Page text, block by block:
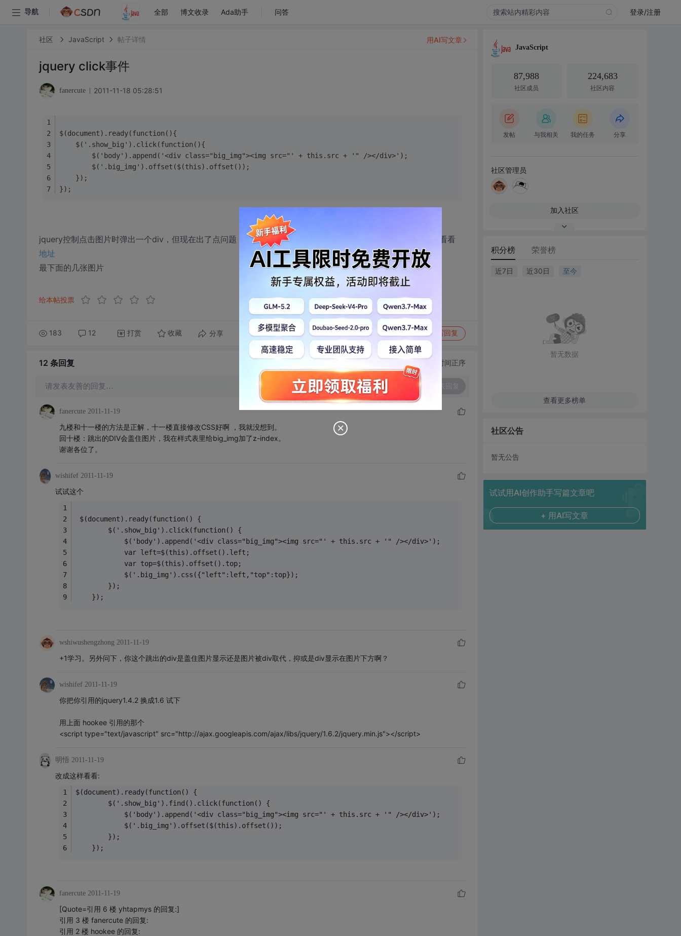
导航 全部 博文收录 Ada助手 问答 登录/注册
社区 JavaScript 帖子详情
jquery click事件
fanercute 2011-11-18 05:28:51
$(document).ready(function(){
	$('.show_big').click(function(){
		$('body').append('<div class="big_img"><img src="' + this.src + '" /></div>');
		$('.big_img').offset($(this).offset());
	});
});
jquery控制点击图片时弹出一个div，但现在出了点问题，点一下弹不出来，要点两下才行。什么问题，高手帮忙看看
地址
最下面的几张图片
给本帖投票
183 12 打赏 收藏 分享 转发到动态 举报 写回复
用AI写文章
12 条回复 切换为时间正序
请发表友善的回复…
fanercute 2011-11-19
九楼和十一楼的方法是正解，十一楼直接修改CSS好啊 ，我就没想到。
回十楼：跳出的DIV会盖住图片，我在样式表里给big_img加了z-index。
谢谢各位了。
wishifef 2011-11-19
试试这个
$(document).ready(function() {
        $('.show_big').click(function() {
            $('body').append('<div class="big_img"><img src="' + this.src + '" /></div>');
			var left=$(this).offset().left;
			var top=$(this).offset().top;
            $('.big_img').css({"left":left,"top":top});
        });
    });
wshiwushengzhong 2011-11-19
+1学习。另外问下，你这个跳出的div是盖住图片显示还是图片被div取代，抑或是div显示在图片下方啊？
wishifef 2011-11-19
你把你引用的jquery1.4.2 换成1.6 试下
用上面 hookee 引用的那个
<script type="text/javascript" src="http://ajax.googleapis.com/ajax/libs/jquery/1.6.2/jquery.min.js"></script>
明悟 2011-11-19
改成这样看看:
$(document).ready(function() {
        $('.show_big').find().click(function() {
            $('body').append('<div class="big_img"><img src="' + this.src + '" /></div>');
            $('.big_img').offset($(this).offset());
        });
    });
fanercute 2011-11-19
[Quote=引用 6 楼 yhtapmys 的回复:]
引用 3 楼 fanercute 的回复:
引用 2 楼 hookee 的回复:
JavaScript
87,988
社区成员
224,683
社区内容
发帖 与我相关 我的任务 分享
社区管理员
加入社区
积分榜 荣誉榜
近7日 近30日 至今
暂无数据
查看更多榜单
社区公告
暂无公告
试试用AI创作助手写篇文章吧
+ 用AI写文章